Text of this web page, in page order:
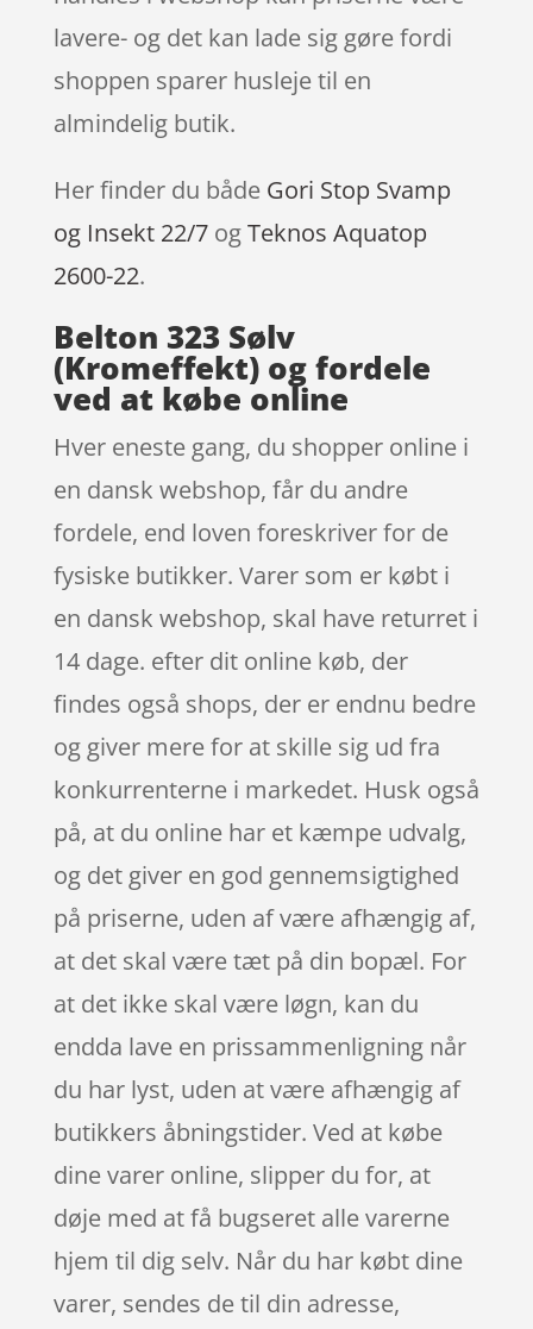
lavere- og det kan lade sig gøre fordi
shoppen sparer husleje til en
almindelig butik.
Her finder du både Gori Stop Svamp
og Insekt 22/7ogTeknos Aquatop
2600-22.
Belton 323 Sølv
(Kromeffekt) og fordele
ved at købe online
Hver eneste gang, du shopper online i
en dansk webshop, får du andre
fordele, end loven foreskriver for de
fysiske butikker. Varer som er købt i
en dansk webshop, skal have returret i
14 dage. efter dit online køb, der
findes også shops, der er endnu bedre
og giver mere for at skille sig ud fra
konkurrenterne i markedet. Husk også
på, at du online har et kæmpe udvalg,
og det giver en god gennemsigtighed
på priserne, uden af være afhængig af,
at det skal være tæt på din bopæl. For
at det ikke skal være løgn, kan du
endda lave en prissammenligning når
du har lyst, uden at være afhængig af
butikkers åbningstider. Ved at købe
dine varer online, slipper du for, at
døje med at få bugseret alle varerne
hjem til dig selv. Når du har købt dine
varer, sendes de til din adresse,